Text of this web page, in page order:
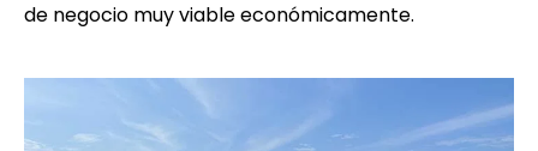
de negocio muy viable económicamente.